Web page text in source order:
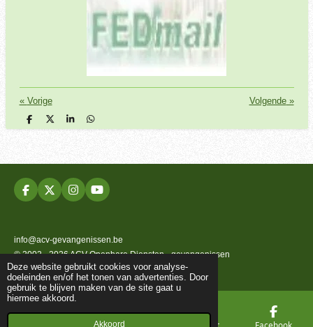
Deze website gebruikt cookies voor analyse-
doeleinden en/of het tonen van advertenties. Door
gebruik te blijven maken van de site gaat u
hiermee akkoord.
Akkoord
« Vorige Volgende»
D
e
D
e
S
h
D
e
F
a
b
o
o
k
X
I
n
a
g
r
a
m
Y
o
u
b
e
info@acv-gevangenissen.be
© 2002 - 2026 ACV Openbare Diensten - gevangenissen
Powered byJouwWeb